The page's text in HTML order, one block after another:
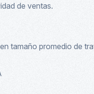
de ventas.
tamaño promedio de